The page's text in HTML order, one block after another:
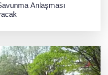
Anlaşması